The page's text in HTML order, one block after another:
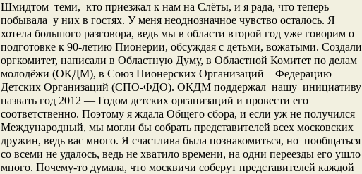
Шмидтом теми, кто приезжал к нам на Слёты, и я рада, что теперь
побывала у них в гостях. У меня неоднозначное чувство осталось. Я
хотела большого разговора, ведь мы в области второй год уже говорим о
подготовке к 90-летию Пионерии, обсуждая с детьми, вожатыми. Создали
оргкомитет, написали в Областную Думу, в Областной Комитет по делам
молодёжи (ОКДМ), в Союз Пионерских Организаций – Федерацию
Детских Организаций (СПО-ФДО). ОКДМ поддержал нашу инициативу
назвать год 2012 — Годом детских организаций и провести его
соответственно. Поэтому я ждала Общего сбора, и если уж не получился
Международный, мы могли бы собрать представителей всех московских
дружин, ведь вас много. Я счастлива была познакомиться, но пообщаться
со всеми не удалось, ведь не хватило времени, на одни переезды его ушло
много. Почему-то думала, что москвичи соберут представителей каждой